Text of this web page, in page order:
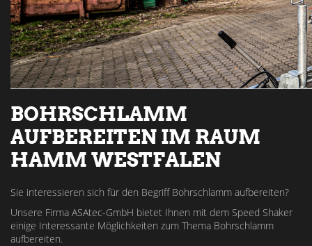
BOHRSCHLAMM
AUFBEREITEN IM RAUM
HAMM WESTFALEN
Sie interessieren sich für den Begriff Bohrschlamm aufbereiten?
Unsere Firma ASAtec-GmbH bietet Ihnen mit dem Speed Shaker
einige Interessante Möglichkeiten zum Thema Bohrschlamm
aufbereiten.